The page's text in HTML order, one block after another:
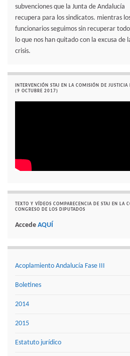
subvenciones que la Junta de Andalucía
recupera para los sindicatos. mientras
funcionarios seguimos sin recuperar todo
lo que nos han quitado con la excusa de
crisis.
INTERVENCIÓN STAJ EN LA COMISIÓN DE
(9 OCTUBRE 2017)
TEXTO Y VÍDEOS COMPARECENCIA DE STAJ EN LA
CONGRESO DE LOS DIPUTADOS
Accede AQUÍ
Acoplamiento Andalucía Fase III
Boletines
2014
2015
Estatuto jurídico